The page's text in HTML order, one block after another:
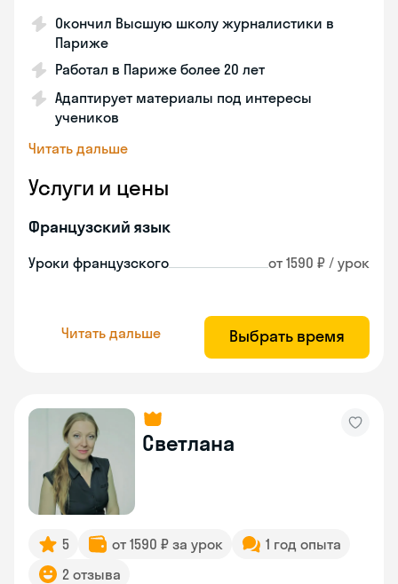
Окончил Высшую школу журналистики в
Париже
Работал в Париже более 20 лет
Адаптирует материалы под интересы
учеников
Читать дальше
Услуги и цены
Французский язык
Уроки французского от 1590 ₽ / урок
Читать дальше Выбрать время
Светлана
5 от 1590 ₽ за урок
1 год опыта
2 отзыва